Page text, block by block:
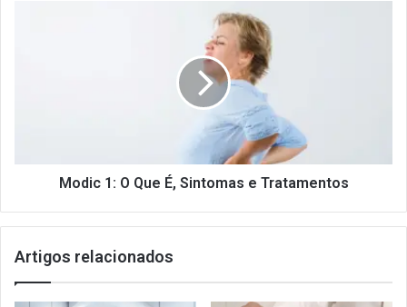
Modic 1: O Que É, Sintomas e Tratamentos
Artigos relacionados